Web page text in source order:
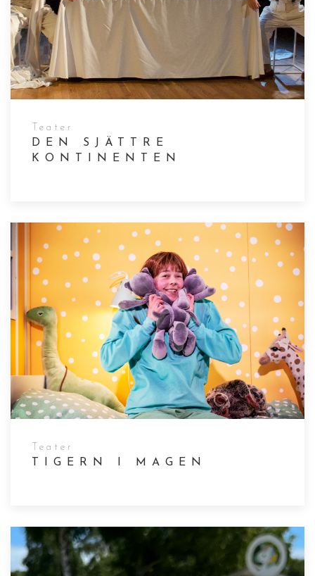
Teater
DEN SJÄTTRE
KONTINENTEN
Teater
TIGERN I MAGEN